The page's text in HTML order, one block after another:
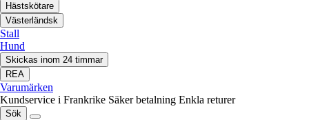
Hästskötare
Västerländsk
Stall
Hund
Skickas inom 24 timmar
REA
Varumärken
Kundservice i Frankrike Säker betalning Enkla returer
Sök